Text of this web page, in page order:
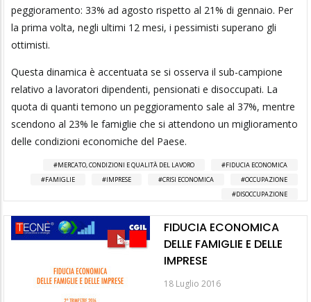
peggioramento: 33% ad agosto rispetto al 21% di gennaio. Per
la prima volta, negli ultimi 12 mesi, i pessimisti superano gli
ottimisti.
Questa dinamica è accentuata se si osserva il sub-campione
relativo a lavoratori dipendenti, pensionati e disoccupati. La
quota di quanti temono un peggioramento sale al 37%, mentre
scendono al 23% le famiglie che si attendono un miglioramento
delle condizioni economiche del Paese.
MERCATO, CONDIZIONI E QUALITÀ DEL LAVORO
FIDUCIA ECONOMICA
FAMIGLIE
IMPRESE CRISI ECONOMICA
OCCUPAZIONE
DISOCCUPAZIONE
FIDUCIA ECONOMICA
DELLE FAMIGLIE E DELLE
IMPRESE
18 Luglio 2016